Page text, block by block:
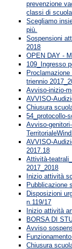
prevenzione
classi di
Scegliamo
più.
Sospensioni
2018
OPEN DAY -
109_Ingresso
triennio
Avviso-inizio-
AVVISO-
Chiusura
54_protocollo-
Avviso-
AVVISO-
2017.18
Attività-
2017_2018
Inizio attività
Pubblicazione
Disposizioni
n.119/17
Inizio attività
BORSA DI
Avviso
Chiusura